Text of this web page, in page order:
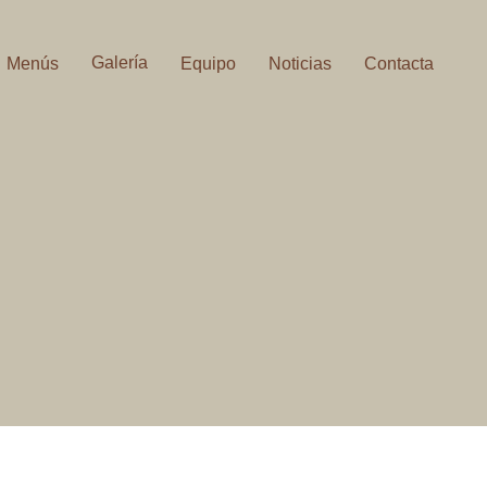
Menús Galería Equipo Noticias Contacta